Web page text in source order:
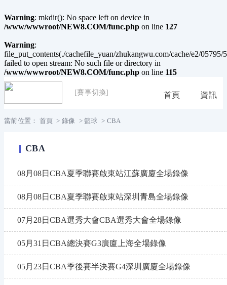
Warning: mkdir(): No space left on device in
/www/wwwroot/NEW8.COM/func.php on line 127
Warning:
file_put_contents(./cachefile_yuan/zhukangwu.com/cache/e2/05795/
failed to open stream: No such file or directory in
/www/wwwroot/NEW8.COM/func.php on line 115
[賽事切換] 首頁 資訊
當前位置： 首頁 > 錄像 >籃球 > CBA
CBA
08月08日CBA夏季聯賽啟東站江蘇廣廈全場錄像
08月08日CBA夏季聯賽啟東站深圳青島全場錄像
07月28日CBA選秀大會CBA選秀大會全場錄像
05月31日CBA總決賽G3廣廈上海全場錄像
05月23日CBA季後賽半決賽G4深圳廣廈全場錄像